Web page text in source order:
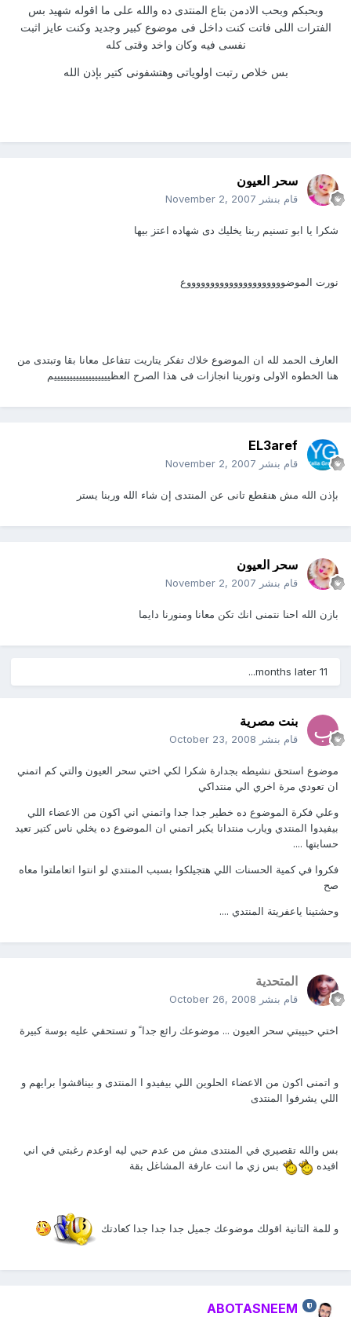
وبحبكم وبحب الادمن بتاع المنتدى ده والله على ما اقوله شهيد بس
الفترات اللى فاتت كنت داخل فى موضوع كبير وجديد وكنت عايز اثبت
نفسى فيه وكان واخد وقتى كله
بس خلاص رتبت اولوياتى وهتشفونى كتير بإذن الله
سحر العيون
قام بنشر November 2, 2007
شكرا يا ابو تسنيم ربنا يخليك دى شهاده اعتز بيها
نورت الموضوووووووووووووووووووووع
العارف الحمد لله ان الموضوع خلاك تفكر يتاريت تتفاعل معانا بقا وتبتدى من
هنا الخطوه الاولى وتورينا انجازات فى هذا الصرح العظييييييييييييييييييم
EL3aref
قام بنشر November 2, 2007
بإذن الله مش هنقطع تانى عن المنتدى إن شاء الله وربنا يستر
سحر العيون
قام بنشر November 2, 2007
بازن الله احنا نتمنى انك تكن معانا ومنورنا دايما
11 months later...
بنت مصرية
قام بنشر October 23, 2008
موضوع استحق نشيطه بجدارة شكرا لكي اختي سحر العيون والتي كم اتمني
ان تعودي مرة اخري الي منتداكي
وعلي فكرة الموضوع ده خطير جدا جدا واتمني اني اكون من الاعضاء اللي
بيفيدوا المنتدي ويارب منتدانا يكبر اتمني ان الموضوع ده يخلي ناس كتير تعيد
حسابتها ....
فكروا في كمية الحسنات اللي هتجيلكوا بسبب المنتدي لو انتوا اتعاملتوا معاه
صح
وحشتينا ياعفريتة المنتدي ....
المتحدية
قام بنشر October 26, 2008
اختي حبيبتي سحر العيون ... موضوعك رائع جدا ً و تستحقي عليه بوسة كبيرة
و اتمنى اكون من الاعضاء الحلوين اللي بيفيدو ا المنتدى و بيناقشوا برايهم و
اللي يشرفوا المنتدى
بس والله تقصيري في المنتدى مش من عدم حبي ليه اوعدم رغبتي في اني
افيده
بس زي ما انت عارفة المشاغل بقة
و للمة التانية اقولك موضوعك جميل جدا جدا جدا كعادتك
ABOTASNEEM